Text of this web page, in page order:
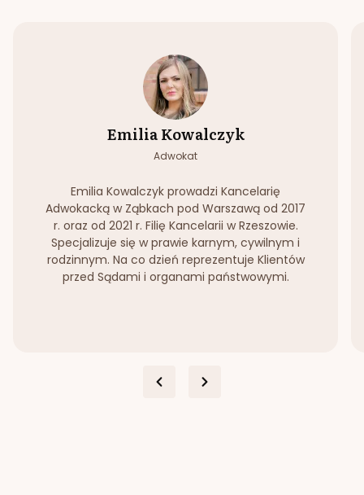
Emilia Kowalczyk
Adwokat
Emilia Kowalczyk prowadzi Kancelarię
Adwokacką w Ząbkach pod Warszawą od 2017
r. oraz od 2021 r. Filię Kancelarii w Rzeszowie.
Specjalizuje się w prawie karnym, cywilnym i
rodzinnym. Na co dzień reprezentuje Klientów
przed Sądami i organami państwowymi.